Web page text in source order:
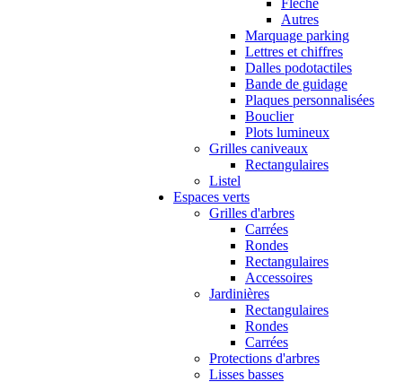
Flèche
Autres
Marquage parking
Lettres et chiffres
Dalles podotactiles
Bande de guidage
Plaques personnalisées
Bouclier
Plots lumineux
Grilles caniveaux
Rectangulaires
Listel
Espaces verts
Grilles d'arbres
Carrées
Rondes
Rectangulaires
Accessoires
Jardinières
Rectangulaires
Rondes
Carrées
Protections d'arbres
Lisses basses